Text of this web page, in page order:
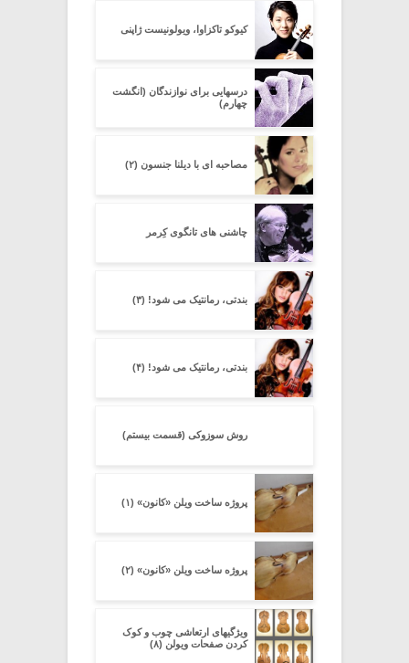
کیوکو تاکزاوا، ویولونیست ژاپنی
درسهایی برای نوازندگان (انگشت
چهارم)
مصاحبه ای با دیلنا جنسون (۲)
چاشنی های تانگوی کِرِمر
بندتی، رمانتیک می شود! (۳)
بندتی، رمانتیک می شود! (۴)
روش سوزوکی (قسمت بیستم)
پروژه ساخت ویلن «کانون» (۱)
پروژه ساخت ویلن «کانون» (۲)
ویژگیهای ارتعاشی چوب و کوک
کردن صفحات ویولن (۸)